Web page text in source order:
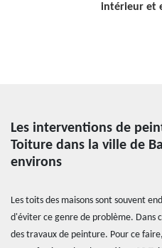
intérieur et
Les interventions de
Toiture dans la ville de
environs
Les toits des maisons sont souvent
d'éviter ce genre de problème. Dans
des travaux de peinture. Pour ce